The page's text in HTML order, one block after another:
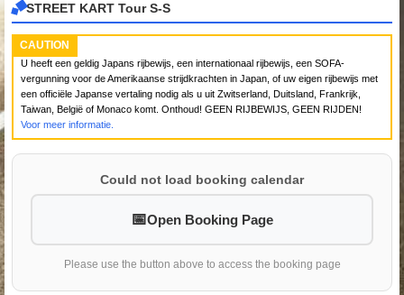
STREET KART Tour S-S
CAUTION
U heeft een geldig Japans rijbewijs, een internationaal rijbewijs, een SOFA-
vergunning voor de Amerikaanse strijdkrachten in Japan, of uw eigen rijbewijs met
een officiële Japanse vertaling nodig als u uit Zwitserland, Duitsland, Frankrijk,
Taiwan, België of Monaco komt. Onthoud! GEEN RIJBEWIJS, GEEN RIJDEN!
Voor meer informatie.
Could not load booking calendar
Open Booking Page
Please use the button above to access the booking page